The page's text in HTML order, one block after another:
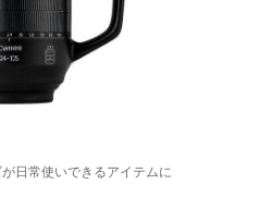
日常使いできるアイテムに